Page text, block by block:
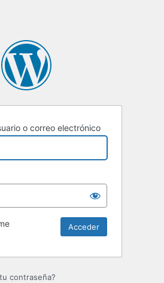
o correo electrónico
contraseña?